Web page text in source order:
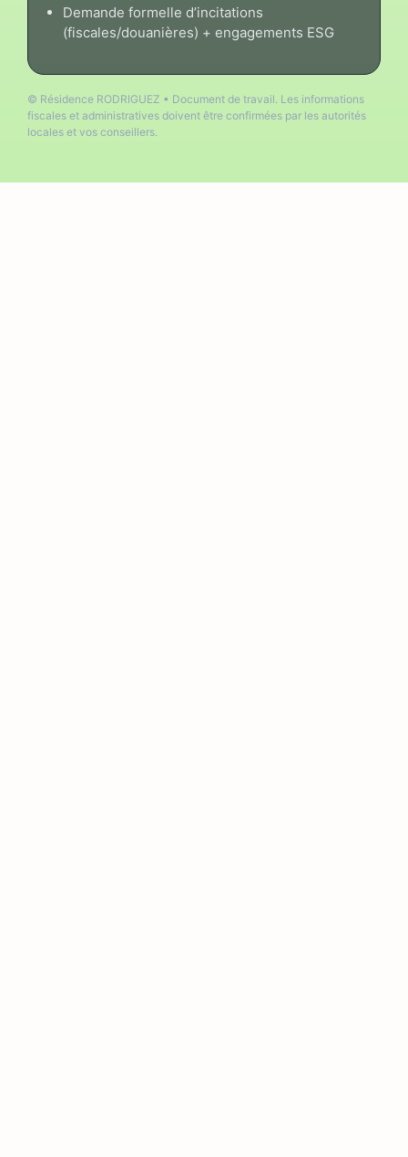
Demande formelle d’incitations
(fiscales/douanières) + engagements ESG
© Résidence RODRIGUEZ • Document de travail. Les informations
fiscales et administratives doivent être confirmées par les autorités
locales et vos conseillers.